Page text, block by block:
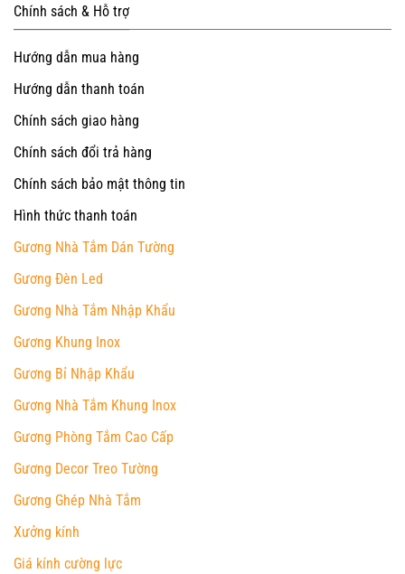
Chính sách & Hỗ trợ
Hướng dẫn mua hàng
Hướng dẫn thanh toán
Chính sách giao hàng
Chính sách đổi trả hàng
Chính sách bảo mật thông tin
Hình thức thanh toán
Gương Nhà Tắm Dán Tường
Gương Đèn Led
Gương Nhà Tắm Nhập Khẩu
Gương Khung Inox
Gương Bỉ Nhập Khẩu
Gương Nhà Tắm Khung Inox
Gương Phòng Tắm Cao Cấp
Gương Decor Treo Tường
Gương Ghép Nhà Tắm
Xưởng kính
Giá kính cường lực